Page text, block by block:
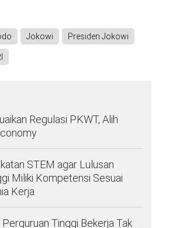
Jokowi Presiden Jokowi
Regulasi PKWT, Alih
STEM agar Lulusan
Miliki Kompetensi Sesuai
Kerja
Tinggi Bekerja Tak